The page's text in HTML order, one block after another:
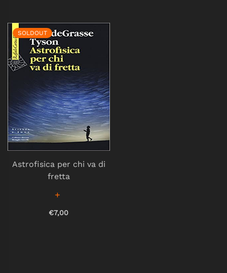
SOLDOUT
Astrofisica per chi va di
fretta
€7,00